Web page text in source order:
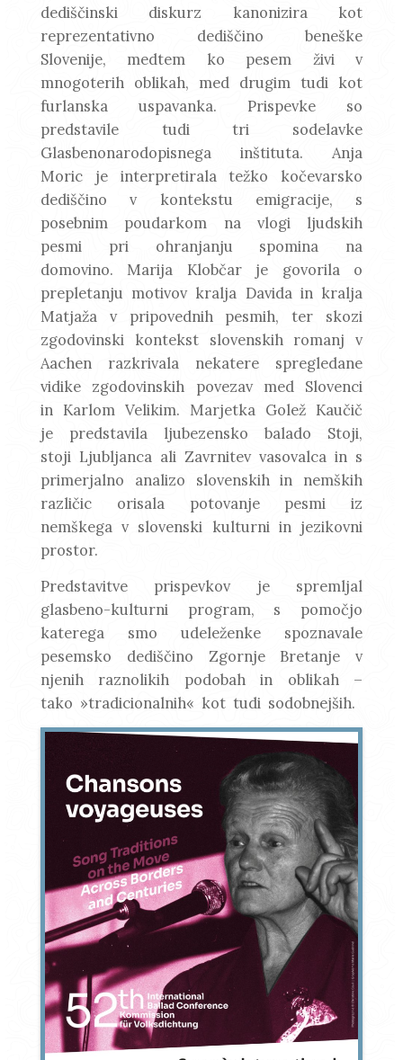
dediščinski diskurz kanonizira kot
reprezentativno dediščino beneške
Slovenije, medtem ko pesem živi v
mnogoterih oblikah, med drugim tudi kot
furlanska uspavanka. Prispevke so
predstavile tudi tri sodelavke
Glasbenonarodopisnega inštituta. Anja
Moric je interpretirala težko kočevarsko
dediščino v kontekstu emigracije, s
posebnim poudarkom na vlogi ljudskih
pesmi pri ohranjanju spomina na
domovino. Marija Klobčar je govorila o
prepletanju motivov kralja Davida in kralja
Matjaža v pripovednih pesmih, ter skozi
zgodovinski kontekst slovenskih romanj v
Aachen razkrivala nekatere spregledane
vidike zgodovinskih povezav med Slovenci
in Karlom Velikim. Marjetka Golež Kaučič
je predstavila ljubezensko balado Stoji,
stoji Ljubljanca ali Zavrnitev vasovalca in s
primerjalno analizo slovenskih in nemških
različic orisala potovanje pesmi iz
nemškega v slovenski kulturni in jezikovni
prostor.
Predstavitve prispevkov je spremljal
glasbeno-kulturni program, s pomočjo
katerega smo udeleženke spoznavale
pesemsko dediščino Zgornje Bretanje v
njenih raznolikih podobah in oblikah –
tako »tradicionalnih« kot tudi sodobnejših.